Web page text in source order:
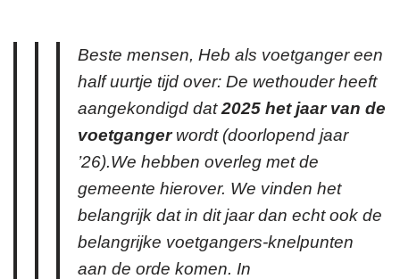
Beste mensen, Heb als voetganger een
half uurtje tijd over: De wethouder heeft
aangekondigd dat2025 het jaar van de
voetgangerwordt (doorlopend jaar
’26).We hebben overleg met de
gemeente hierover. We vinden het
belangrijk dat in dit jaar dan echt ook de
belangrijke voetgangers-knelpunten
aan de orde komen. In